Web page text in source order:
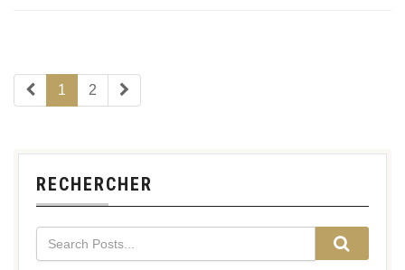
1 2
RECHERCHER